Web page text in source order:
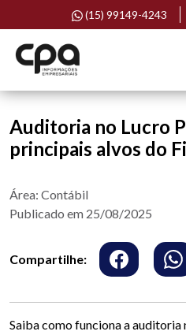
(15) 99149-4243
Auditoria no Lucro
principais alvos do
Área: Contábil
Publicado em 25/08/2025
Compartilhe:
Saiba como funciona a auditoria